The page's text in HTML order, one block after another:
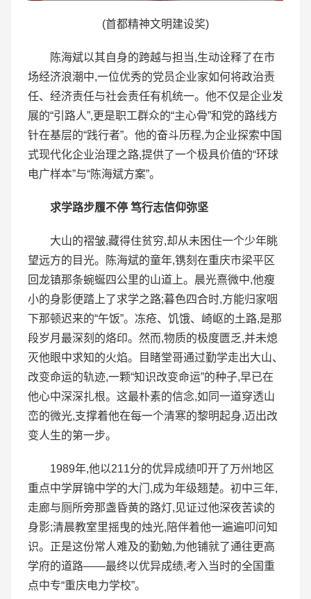
(首都精神文明建设奖)
陈海斌以其自身的跨越与担当,生动诠释了在市
场经济浪潮中,一位优秀的党员企业家如何将政治责
任、经济责任与社会责任有机统一。他不仅是企业发
展的“引路人”,更是职工群众的“主心骨”和党的路线方
针在基层的“践行者”。他的奋斗历程,为企业探索中国
式现代化企业治理之路,提供了一个极具价值的“环球
电广样本”与“陈海斌方案”。
求学路步履不停 笃行志信仰弥坚
大山的褶皱,藏得住贫穷,却从未困住一个少年眺
望远方的目光。陈海斌的童年,镌刻在重庆市梁平区
回龙镇那条蜿蜒四公里的山道上。晨光熹微中,他瘦
小的身影便踏上了求学之路;暮色四合时,方能归家咽
下那顿迟来的“午饭”。冻疮、饥饿、崎岖的土路,是那
段岁月最深刻的烙印。然而,物质的极度匮乏,并未熄
灭他眼中求知的火焰。目睹堂哥通过勤学走出大山、
改变命运的轨迹,一颗“知识改变命运”的种子,早已在
他心中深深扎根。这最朴素的信念,如同一道穿透山
峦的微光,支撑着他在每一个清寒的黎明起身,迈出改
变人生的第一步。
1989年,他以211分的优异成绩叩开了万州地区
重点中学屏锦中学的大门,成为年级翘楚。初中三年,
走廊与厕所旁那盏昏黄的路灯,见证过他深夜苦读的
身影;清晨教室里摇曳的烛光,陪伴着他一遍遍叩问知
识。正是这份常人难及的勤勉,为他铺就了通往更高
学府的道路——最终以优异成绩,考入当时的全国重
点中专“重庆电力学校”。